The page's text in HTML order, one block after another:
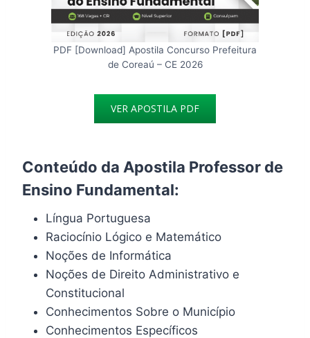
PDF [Download] Apostila Concurso Prefeitura
de Coreaú – CE 2026
VER APOSTILA PDF
Conteúdo da Apostila Professor de
Ensino Fundamental:
Língua Portuguesa
Raciocínio Lógico e Matemático
Noções de Informática
Noções de Direito Administrativo e
Constitucional
Conhecimentos Sobre o Município
Conhecimentos Específicos